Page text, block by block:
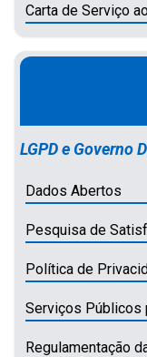
Carta de Serviço
LGPD e Governo
Dados Abertos
Pesquisa de
Política de
Serviços Públicos
Regulamentação